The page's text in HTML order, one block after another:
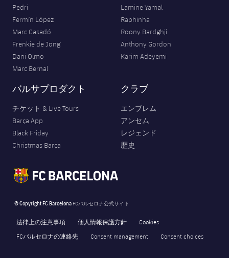
Pedri
Fermín López
Marc Casadó
Frenkie de Jong
Dani Olmo
Marc Bernal
Lamine Yamal
Raphinha
Roony Bardghji
Anthony Gordon
Karim Adeyemi
バルサプロダクト
チケット & Live Tours
Barça App
Black Friday
Christmas Barça
クラブ
エンブレム
アンセム
レジェンド
歴史
© Copyright FC Barcelona FCバルセロナ公式サイト
法律上の注意事項 個人情報保護方針
Cookies
FCバルセロナの連絡先
Consent management Consent choices